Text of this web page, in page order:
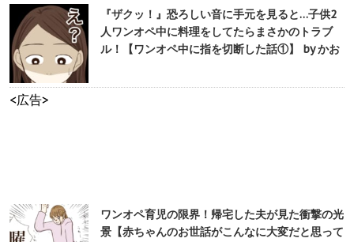
『ザクッ！』恐ろしい音に手元を見ると…子供2
人ワンオペ中に料理をしてたらまさかのトラブ
ル！【ワンオペ中に指を切断した話①】 by かお
<広告>
ワンオペ育児の限界！帰宅した夫が見た衝撃の光
景【赤ちゃんのお世話がこんなに大変だと思って